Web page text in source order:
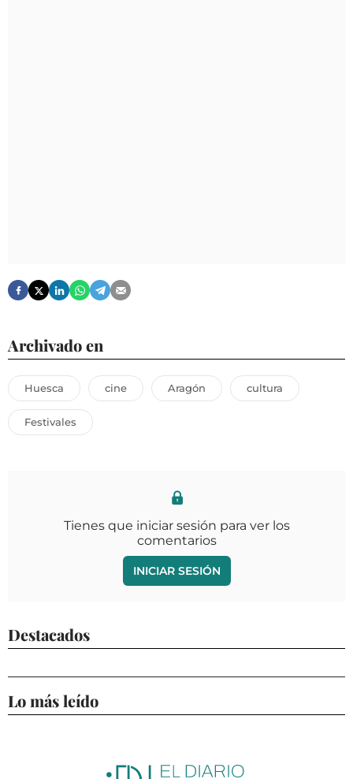
Archivado en
Huesca cine Aragón cultura
Festivales
Tienes que iniciar sesión para ver los
comentarios
INICIAR SESIÓN
Destacados
Lo más leído